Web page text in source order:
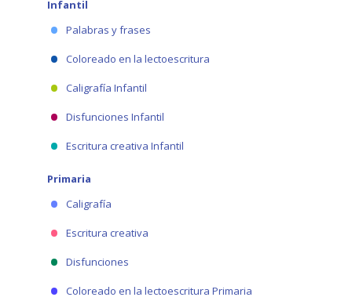
Infantil
Palabras y frases
Coloreado en la lectoescritura
Caligrafía Infantil
Disfunciones Infantil
Escritura creativa Infantil
Primaria
Caligrafía
Escritura creativa
Disfunciones
Coloreado en la lectoescritura Primaria